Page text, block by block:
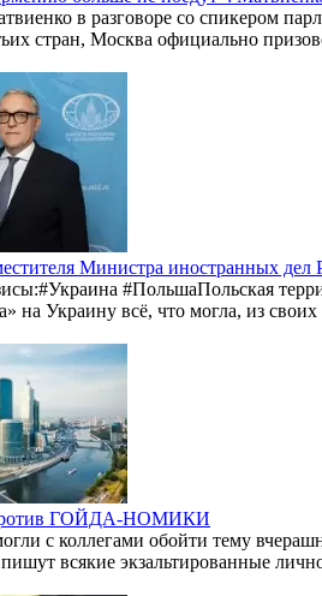
в разговоре со спикером
стран, Москва официально
Министра иностранных
#ПольшаПольская
на Украину всё, что могла, из своих
ГОЙДА-НОМИКИ
с коллегами обойти тему
всякие экзальтированные